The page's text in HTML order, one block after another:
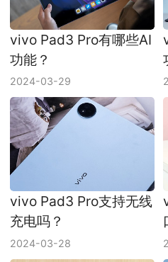
vivo Pad3 Pro有哪些AI
功能？
2024-03-29
vivo Pad3 Pro支持无线
充电吗？
2024-03-28